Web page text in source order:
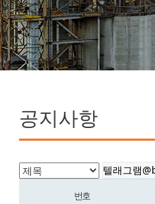
공지사항
번호